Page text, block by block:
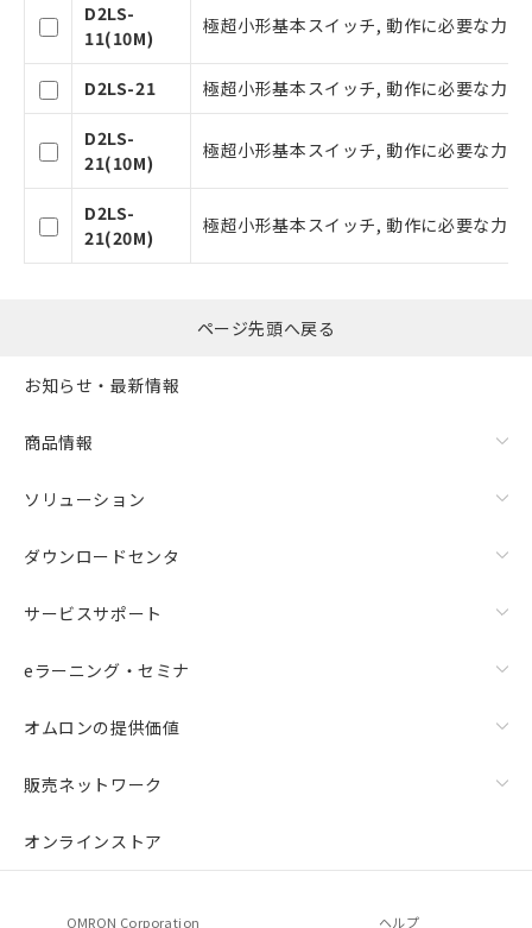
D2LS-
11(10M)
極超小形基本スイッチ, 動作に必要な力
D2LS-21 極超小形基本スイッチ, 動作に必要な力
D2LS-
21(10M)
極超小形基本スイッチ, 動作に必要な力
D2LS-
21(20M)
極超小形基本スイッチ, 動作に必要な力
ページ先頭へ戻る
お知らせ・最新情報
商品情報
ソリューション
ダウンロードセンタ
サービスサポート
eラーニング・セミナ
オムロンの提供価値
販売ネットワーク
オンラインストア
OMRON Corporation ヘルプ
号
○ 一定数以上の在庫あり
△ 一定数には満たないが在庫あり
－
在庫なし(最新の在庫状況につ
いては、お客様のお取引先、ま
機器販売店・当社販売員にご確
白
情報を公開していない機種
準価格とは異なる場合があることをご
了承ください。
正式な納期状況および標準価格はお客
様のお取引先、またはお客様担当のオ
ご相談ください。
オムロン制御機器販売店や当社販売拠
ください。
在庫状況および標準価格結果を当社の
マイパーツ機能（部品リスト作成サー
メンバーズにご登録されている必要が
品・サービスに関するお客様との取
をご了承ください。
の共同利用に関して"
指します。